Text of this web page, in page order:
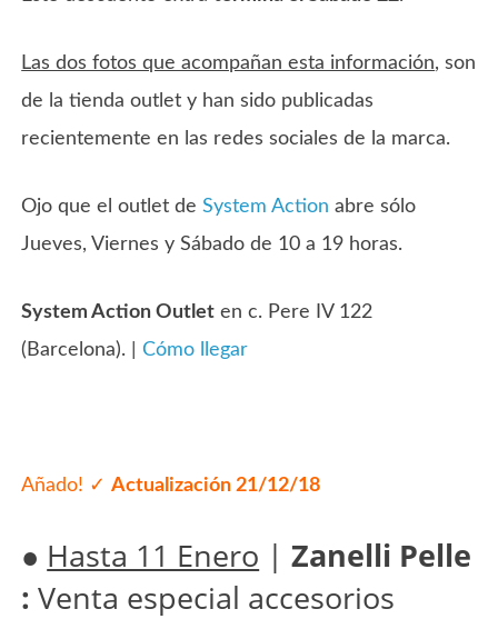
Las dos fotos que acompañan esta información, son
de la tienda outlet y han sido publicadas
recientemente en las redes sociales de la marca.
Ojo que el outlet deSystem Action abre sólo
Jueves, Viernes y Sábado de 10 a 19 horas.
System Action Outlet en c. Pere IV 122
(Barcelona). |Cómo llegar
Añado! ✓Actualización 21/12/18
● Hasta 11 Enero |Zanelli Pelle
: Venta especial accesorios